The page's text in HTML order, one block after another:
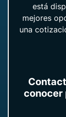
está
mejores
una
conocer